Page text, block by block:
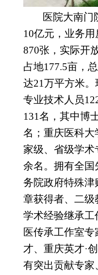
医院大南门
10亿元，业务
870张，实际开
占地177.5亩，
达21万平方米
专业技术人员12
131名，其中博
名；重庆医科大
家级、省级学
余名。拥有全国
务院政府特殊
章获得者、二
学术经验继承工
医传承工作室
才、重庆英才·
有突出贡献专